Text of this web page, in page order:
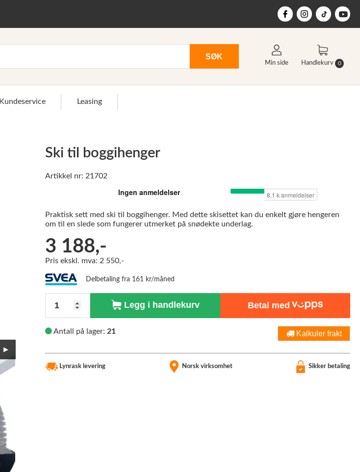
SØK
Min side Handlekurv 0
Kundeservice Leasing
▶
Ski til boggihenger
Artikkel nr: 21702
Praktisk sett med ski til boggihenger. Med dette skisettet kan du enkelt gjøre hengeren
om til en slede som fungerer utmerket på snødekte underlag.
3 188,-
Pris ekskl. mva: 2 550,-
Delbetaling fra 161 kr/måned
Legg i handlekurv Betal med
Antall på lager: 21 Kalkuler frakt
Lynrask levering Norsk virksomhet Sikker betaling